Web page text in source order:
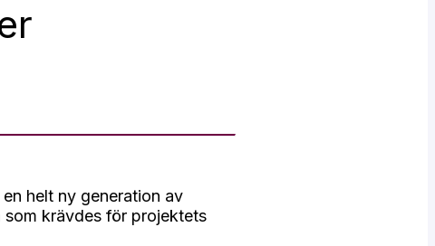
helt ny generation av
som krävdes för projektets